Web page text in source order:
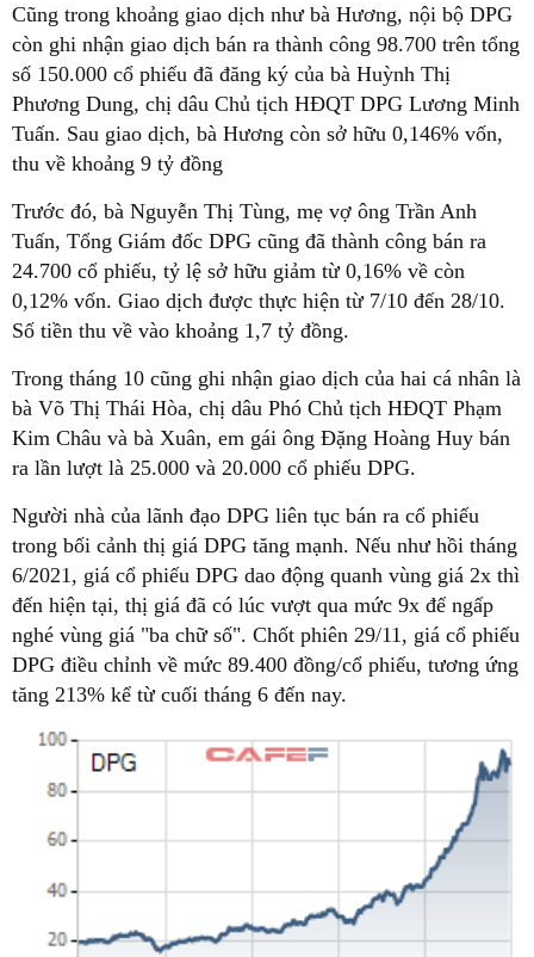
Cũng trong khoảng giao dịch như bà Hương, nội bộ DPG
còn ghi nhận giao dịch bán ra thành công 98.700 trên tổng
số 150.000 cổ phiếu đã đăng ký của bà Huỳnh Thị
Phương Dung, chị dâu Chủ tịch HĐQT DPG Lương Minh
Tuấn. Sau giao dịch, bà Hương còn sở hữu 0,146% vốn,
thu về khoảng 9 tỷ đồng
Trước đó, bà Nguyễn Thị Tùng, mẹ vợ ông Trần Anh
Tuấn, Tổng Giám đốc DPG cũng đã thành công bán ra
24.700 cổ phiếu, tỷ lệ sở hữu giảm từ 0,16% về còn
0,12% vốn. Giao dịch được thực hiện từ 7/10 đến 28/10.
Số tiền thu về vào khoảng 1,7 tỷ đồng.
Trong tháng 10 cũng ghi nhận giao dịch của hai cá nhân là
bà Võ Thị Thái Hòa, chị dâu Phó Chủ tịch HĐQT Phạm
Kim Châu và bà Xuân, em gái ông Đặng Hoàng Huy bán
ra lần lượt là 25.000 và 20.000 cổ phiếu DPG.
Người nhà của lãnh đạo DPG liên tục bán ra cổ phiếu
trong bối cảnh thị giá DPG tăng mạnh. Nếu như hồi tháng
6/2021, giá cổ phiếu DPG dao động quanh vùng giá 2x thì
đến hiện tại, thị giá đã có lúc vượt qua mức 9x để ngấp
nghé vùng giá "ba chữ số". Chốt phiên 29/11, giá cổ phiếu
DPG điều chỉnh về mức 89.400 đồng/cổ phiếu, tương ứng
tăng 213% kể từ cuối tháng 6 đến nay.